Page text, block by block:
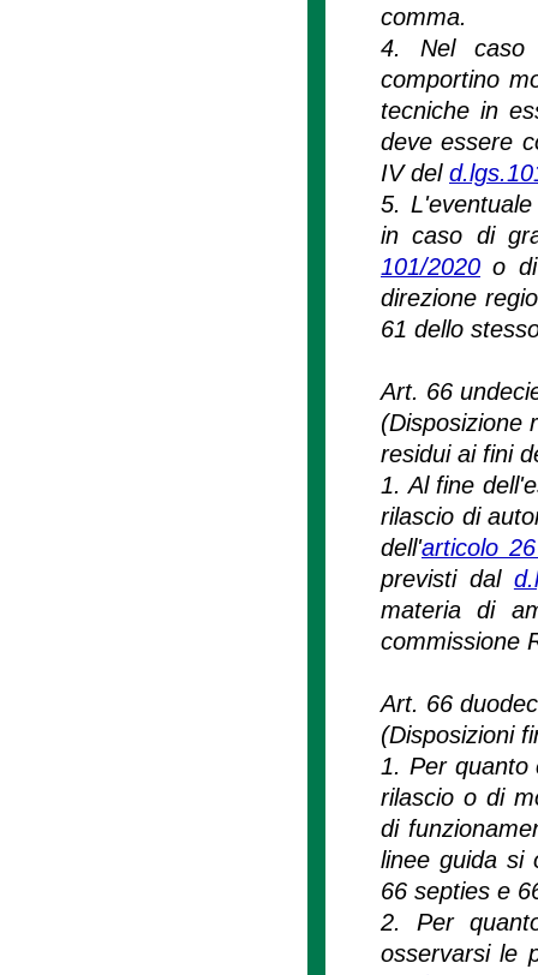
comma.
4. Nel caso
comportino
tecniche in
deve essere
IV del
5.
in caso di
101/2020o di
direzione
61 dello
Art. 66
(Disposizione
residui ai fini
1. Al fine
rilascio di
dell'articolo
previsti dal
materia di
commissione
Art. 66
(Disposizioni
1. Per quanto
rilascio o di
di
linee guida si
66 septies e
2. Per
osservarsi le